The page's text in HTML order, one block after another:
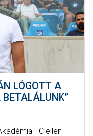
LÓGOTT A
BETALÁLUNK”
FC elleni